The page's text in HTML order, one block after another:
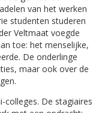
van het werken
studenten studeren
Veltmaat voegde
toe: het menselijke,
De onderlinge
maar ook over de
colleges. De stagiaires